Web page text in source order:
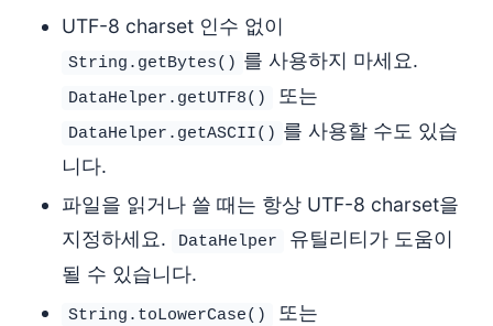
UTF-8 charset 인수 없이
String.getBytes() 를 사용하지 마세요.
DataHelper.getUTF8() 또는
DataHelper.getASCII() 를 사용할 수도 있습
니다.
파일을 읽거나 쓸 때는 항상 UTF-8 charset을
지정하세요.
DataHelper
유틸리티가 도움이
될 수 있습니다.
String.toLowerCase() 또는